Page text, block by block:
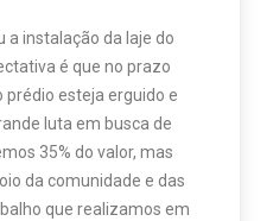
a instalação da laje do
é que no prazo
prédio esteja erguido e
luta em busca de
35% do valor, mas
da comunidade e das
que realizamos em